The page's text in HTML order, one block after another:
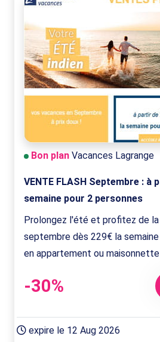
Bon plan Vacances Lagrange
VENTE FLASH Septembre : à
semaine pour 2 personnes
Prolongez l'été et profitez de
septembre dès 229€ la
en appartement ou
-30%
expire le 12 Aug 2026